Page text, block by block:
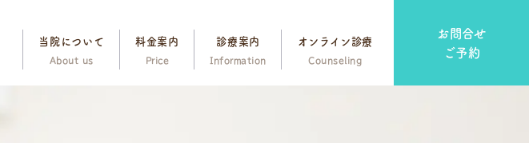
当院について 料金案内 診療案内 オンライン診療
お問合せ
ご予約